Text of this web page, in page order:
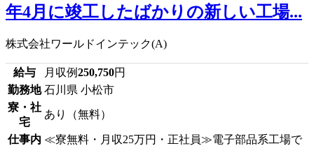
年4月に竣工したばかりの新しい工場...
株式会社ワールドインテック(A)
給与 月収例250,750円
勤務地 石川県 小松市
寮・社
宅
あり（無料）
仕事内 ≪寮無料・月収25万円・正社員≫電子部品系工場で